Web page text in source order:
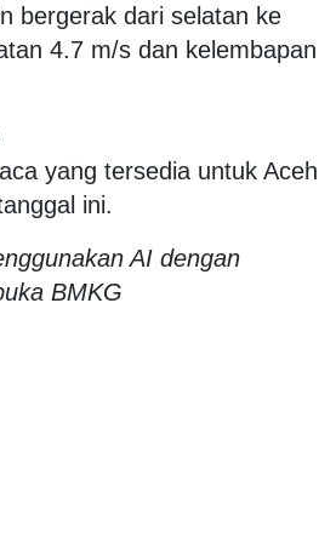
bergerak dari selatan ke
4.7 m/s dan kelembapan
yang tersedia untuk Aceh
ini.
AI dengan
BMKG